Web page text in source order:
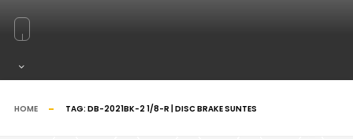
HOME TAG: DB-2021BK-2 1/8-R | DISC BRAKE SUNTES